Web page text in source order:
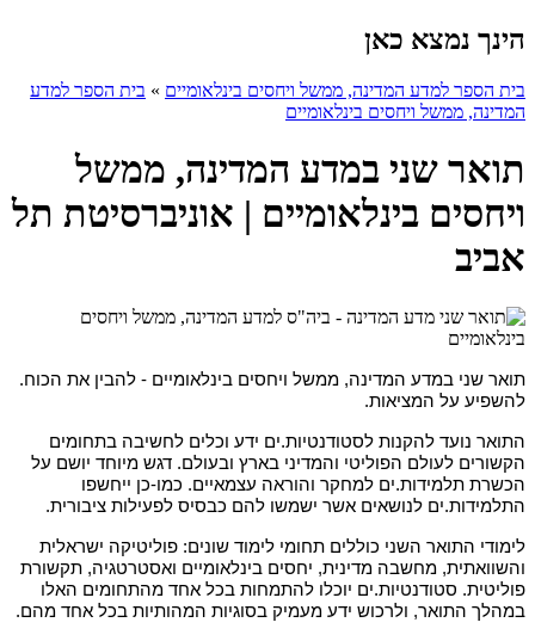
הינך נמצא כאן
בית הספר למדע המדינה, ממשל ויחסים בינלאומיים » בית הספר למדע
המדינה, ממשל ויחסים בינלאומיים
תואר שני במדע המדינה, ממשל
ויחסים בינלאומיים | אוניברסיטת תל
אביב
תואר שני במדע המדינה, ממשל ויחסים בינלאומיים - להבין את הכוח.
להשפיע על המציאות.
התואר נועד להקנות לסטודנטיות.ים ידע וכלים לחשיבה בתחומים
הקשורים לעולם הפוליטי והמדיני בארץ ובעולם. דגש מיוחד יושם על
הכשרת תלמידות.ים למחקר והוראה עצמאיים. כמו-כן ייחשפו
התלמידות.ים לנושאים אשר ישמשו להם כבסיס לפעילות ציבורית.
לימודי התואר השני כוללים תחומי לימוד שונים: פוליטיקה ישראלית
והשוואתית, מחשבה מדינית, יחסים בינלאומיים ואסטרטגיה, תקשורת
פוליטית. סטודנטיות.ים יוכלו להתמחות בכל אחד מהתחומים האלו
במהלך התואר, ולרכוש ידע מעמיק בסוגיות המהותיות בכל אחד מהם.